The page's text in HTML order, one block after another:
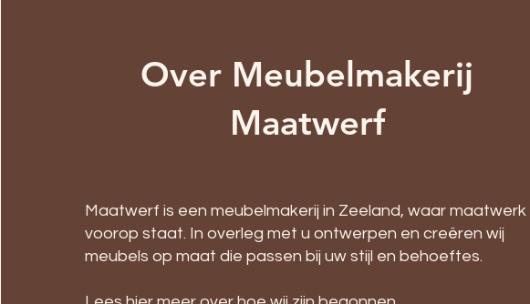
Over Meubelmakerij
Maatwerf
Maatwerf is een meubelmakerij in Zeeland, waar maatwerk
voorop staat. In overleg met u ontwerpen en creëren wij
meubels op maat die passen bij uw stijl en behoeftes.